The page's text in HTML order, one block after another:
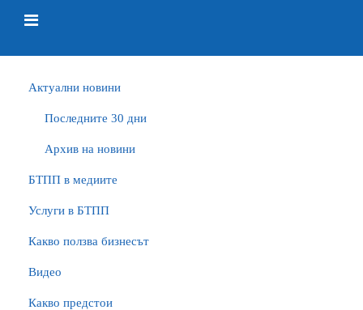
Актуални новини
Последните 30 дни
Архив на новини
БTПП в медиите
Услуги в БТПП
Какво ползва бизнесът
Видео
Какво предстои